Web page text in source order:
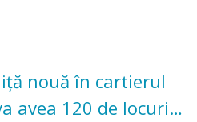
nouă în cartierul
avea 120 de locuri